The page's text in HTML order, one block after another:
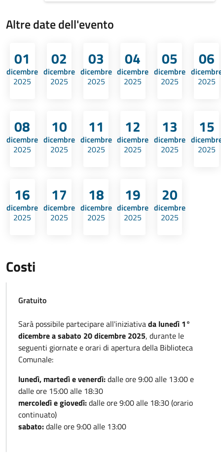
Altre date dell'evento
01
dicembre
2025
02
dicembre
2025
03
dicembre
2025
04
dicembre
2025
05
dicembre
2025
06
2025
08
dicembre
2025
10
dicembre
2025
11
dicembre
2025
12
dicembre
2025
13
dicembre
2025
15
2025
16
dicembre
2025
17
dicembre
2025
18
dicembre
2025
19
dicembre
2025
20
dicembre
2025
Costi
Gratuito
Sarà possibile partecipare all'iniziativada lunedì 1°
dicembre a sabato 20 dicembre 2025, durante le
seguenti giornate e orari di apertura della Biblioteca
Comunale:
lunedì, martedì e venerdì:dalle ore 9:00 alle 13:00 e
dalle ore 15:00 alle 18:30
mercoledì e giovedì:dalle ore 9:00 alle 18:30 (orario
continuato)
sabato:dalle ore 9:00 alle 13:00